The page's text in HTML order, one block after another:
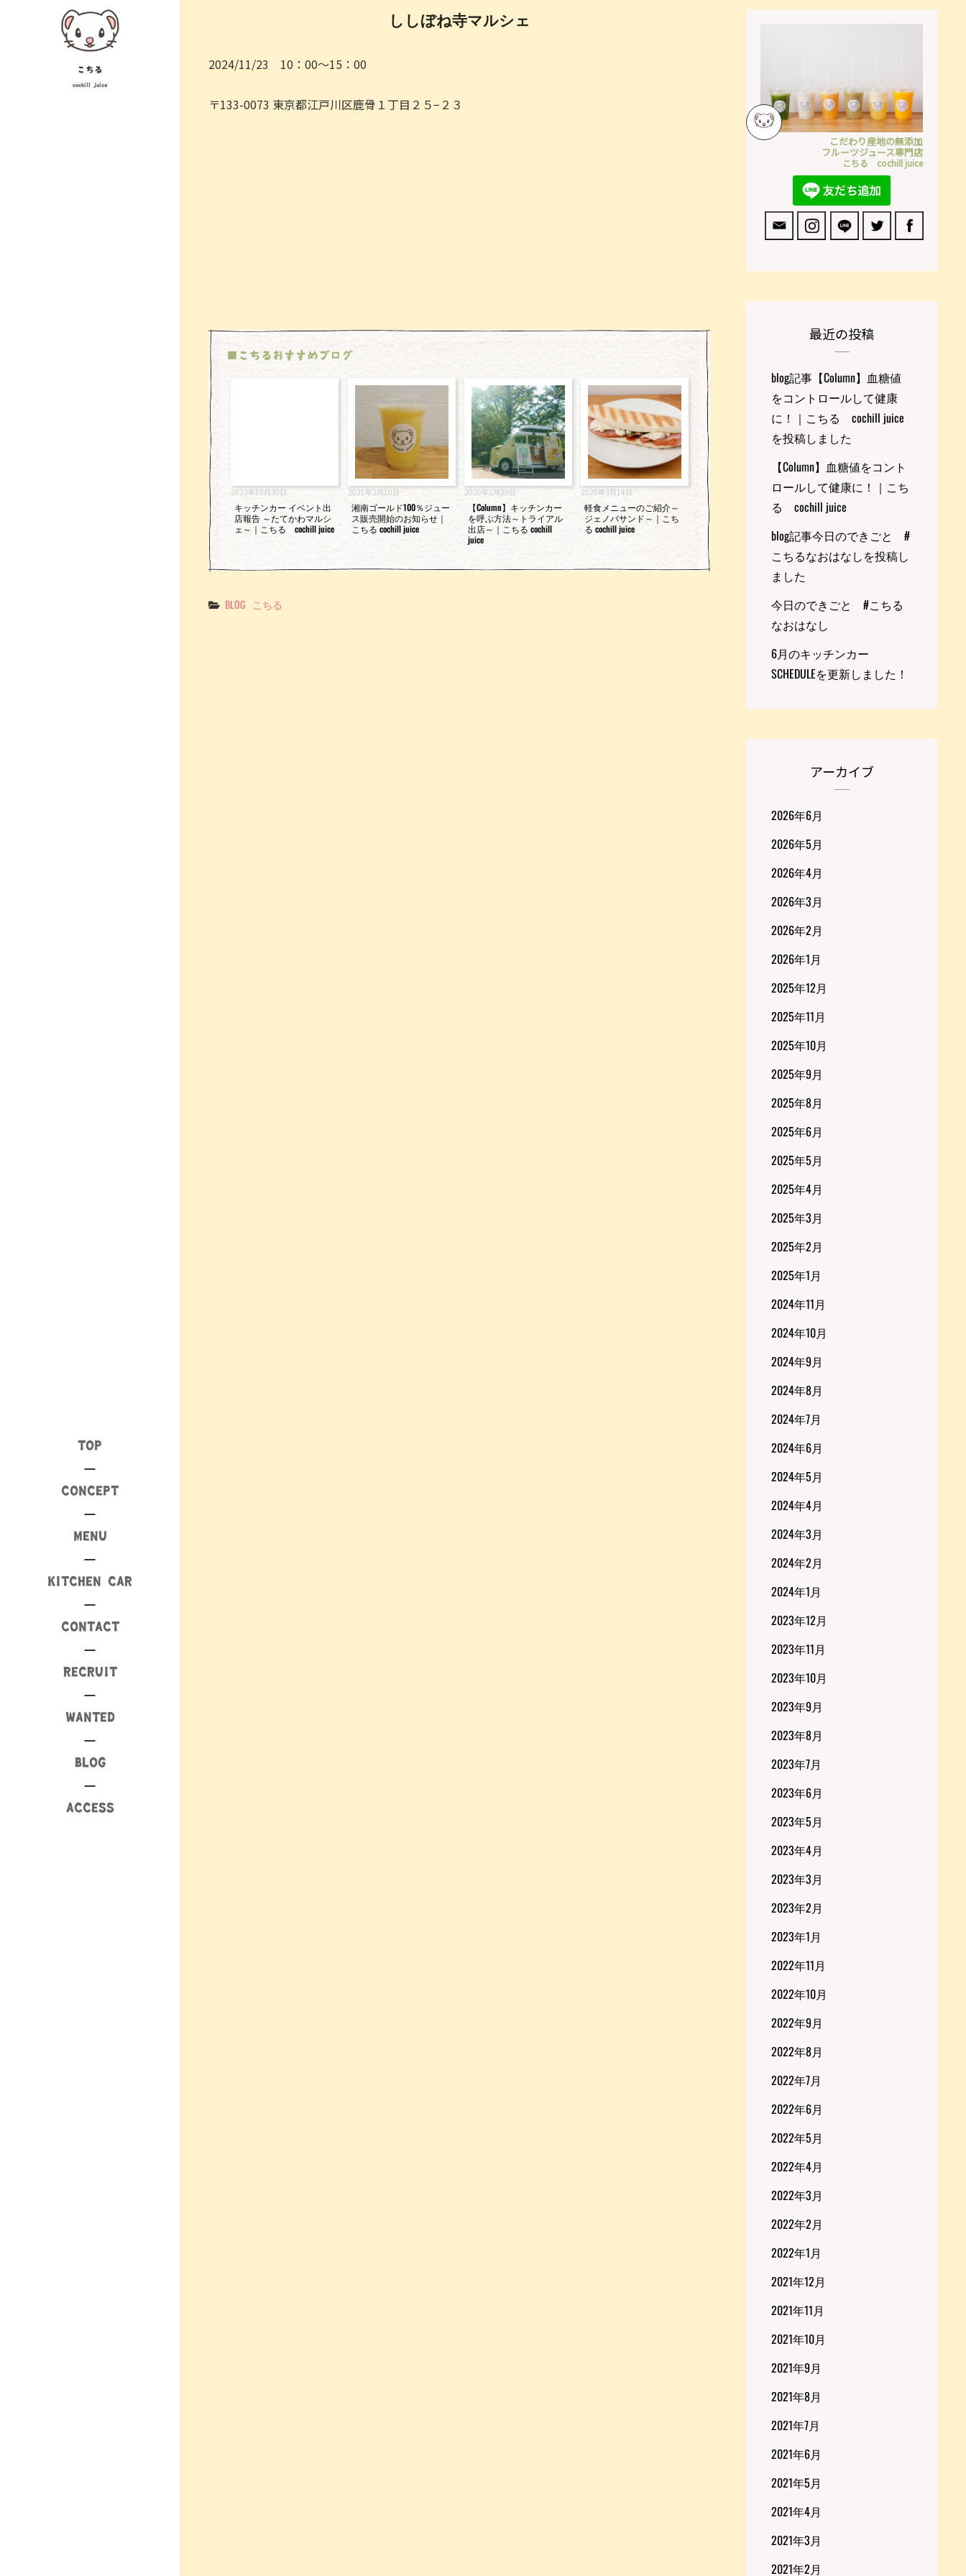
こちる
cochill juice
TOP
CONCEPT
MENU
KITCHEN CAR
CONTACT
RECRUIT
WANTED
BLOG
ACCESS
ししぼね寺マルシェ
2024/11/23 10：00～15：00
〒133-0073 東京都江戸川区鹿骨１丁目２５−２３
■こちるおすすめブログ
2023年10月30日
キッチンカー イベント出
店報告 ～たてかわマルシ
ェ～｜こちる cochill juice
2021年2月10日
湘南ゴールド100％ジュー
ス販売開始のお知らせ｜
こちる cochill juice
2020年2月29日
【Column】キッチンカー
を呼ぶ方法～トライアル
出店～｜こちる cochill
juice
2020年3月14日
軽食メニューのご紹介～
ジェノバサンド～｜こち
る cochill juice
Categories
BLOG こちる
こだわり産地の無添加
フルーツジュース専門店
こちる cochill juice
最近の投稿
blog記事【Column】血糖値
をコントロールして健康
に！｜こちる cochill juice
を投稿しました
【Column】血糖値をコント
ロールして健康に！｜こち
る cochill juice
blog記事今日のできごと #
こちるなおはなしを投稿し
ました
今日のできごと #こちる
なおはなし
6月のキッチンカー
SCHEDULEを更新しました！
アーカイブ
2026年6月
2026年5月
2026年4月
2026年3月
2026年2月
2026年1月
2025年12月
2025年11月
2025年10月
2025年9月
2025年8月
2025年6月
2025年5月
2025年4月
2025年3月
2025年2月
2025年1月
2024年11月
2024年10月
2024年9月
2024年8月
2024年7月
2024年6月
2024年5月
2024年4月
2024年3月
2024年2月
2024年1月
2023年12月
2023年11月
2023年10月
2023年9月
2023年8月
2023年7月
2023年6月
2023年5月
2023年4月
2023年3月
2023年2月
2023年1月
2022年11月
2022年10月
2022年9月
2022年8月
2022年7月
2022年6月
2022年5月
2022年4月
2022年3月
2022年2月
2022年1月
2021年12月
2021年11月
2021年10月
2021年9月
2021年8月
2021年7月
2021年6月
2021年5月
2021年4月
2021年3月
2021年2月